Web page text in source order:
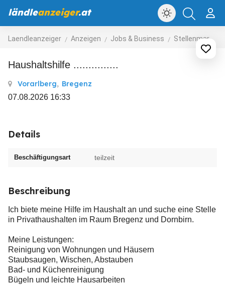
ländleanzeiger.at
Laendleanzeiger Anzeigen Jobs & Business Stellenmarkt
Haushaltshilfe ...............
Vorarlberg, Bregenz
07.08.2026 16:33
Details
Beschäftigungsart teilzeit
Beschreibung
Ich biete meine Hilfe im Haushalt an und suche eine Stelle
in Privathaushalten im Raum Bregenz und Dornbirn.
Meine Leistungen:
Reinigung von Wohnungen und Häusern
Staubsaugen, Wischen, Abstauben
Bad- und Küchenreinigung
Bügeln und leichte Hausarbeiten